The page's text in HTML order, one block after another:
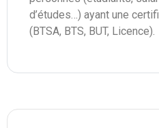
d’études…) ayant une
(BTSA, BTS, BUT, Licence).